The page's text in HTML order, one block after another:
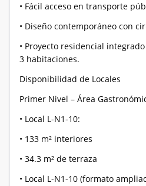
• Fácil acceso en transporte
• Diseño contemporáneo con
• Proyecto residencial
3 habitaciones.
Disponibilidad de Locales
Primer Nivel – Área
• Local L-N1-10:
• 133 m² interiores
• 34.3 m² de terraza
• Local L-N1-10 (formato